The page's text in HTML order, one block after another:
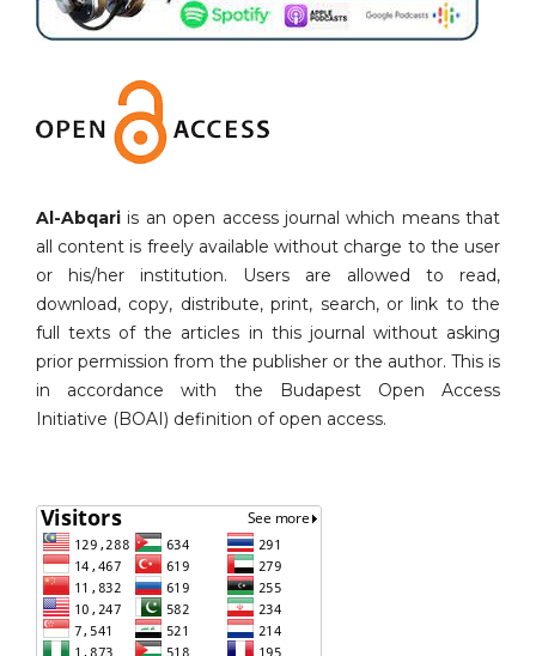
Al-Abqari is an open access journal which means that
all content is freely available without charge to the user
or his/her institution. Users are allowed to read,
download, copy, distribute, print, search, or link to the
full texts of the articles in this journal without asking
prior permission from the publisher or the author. This is
in accordance with the Budapest Open Access
Initiative (BOAI) definition of open access.